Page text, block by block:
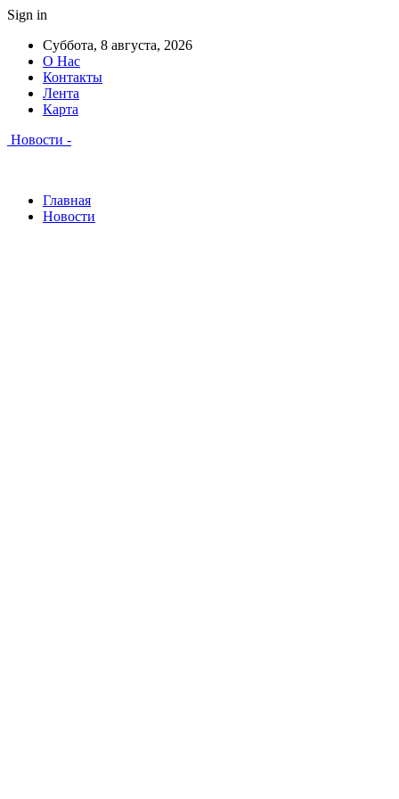
Sign in
Суббота, 8 августа, 2026
О Нас
Контакты
Лента
Карта
Новости -
Главная
Новости